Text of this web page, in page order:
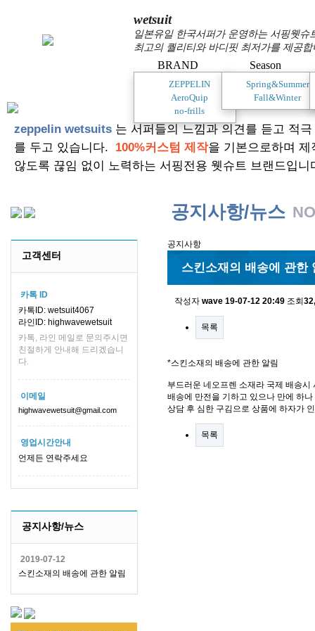
wetsuit
일본유일 한국서퍼가 운영하는 서핑웻
최고의 퀄리티와 바디핏 최저가를 제공합
BRAND
ZEPPELIN
AeroQuip
no-frills
Season
Spring&Summer
Fall&Winter
zeppelin wetsuits 는 서퍼들의 느낌과 의견를 듣고 적
를 두고 있습니다. 100%커스텀 제작을 기본으로하며
않도록 끊임 없이 노력하는 서핑전용 웻슈트 브랜드입니
고객센터
카톡 ID
카톡ID: wetsuit4067
라인ID: highwavewetsuit
카톡, 라인 메일로 문의주시면
친절하게 안내해 드리겠습니
다.
이메일
highwavewetsuit@gmail.com
영업시간안내
언제든 연락주세요
공지사항/뉴스
2019-07-12
스킨소재의 배송에 관한 알림
공지사항/뉴스
공지사항
스킨소재의 배송에 관한
작성자 wave 19-07-12 20:49 조회
목록
*스킨소재의 배송에 관한 알림
부드러운 네오프렌 소재라 국제 배송
배송에 만전을 기하고 있으나 만에 하
상담 후 심한 구김으로 상품에 하자가
목록